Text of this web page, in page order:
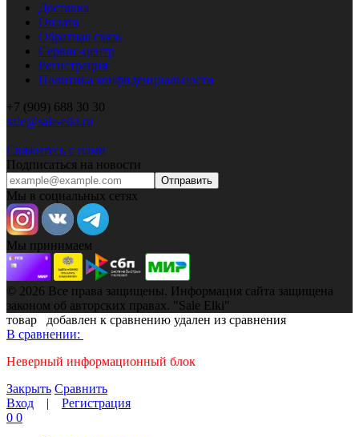
Доставка
Оплата
Обратная связь
Сервис-центр
Регистрация
Политика конфиденциальности
+7 (909) 688 30 30
sale@sale-elki.ru
Свяжитесь с нами
Подписаться на новости
Отправить
Мы в социальных сетях
Мы принимаем
© 2026 Все права защищены. Информация сайта защищена
законом об авторских правах. "Sale Elki"
товар
добавлен к сравнению удален из сравнения
В сравнении:
Неверный информационный блок
Закрыть Сравнить
Вход | Регистрация
0 0